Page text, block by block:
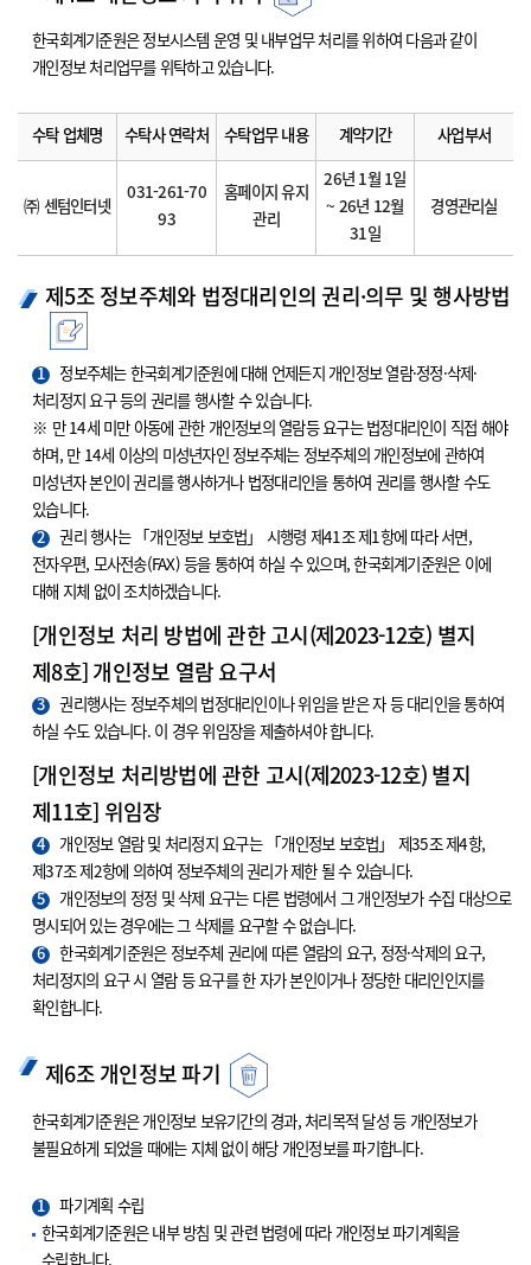
한국회계기준원은 정보시스템 운영 및 내부업무 처리를 위하여 다음과 같이
개인정보 처리업무를 위탁하고 있습니다.
수탁 업체명 수탁사 연락처 수탁업무 내용 계약기간 사업부서
㈜ 센텀인터넷
031-261-70
93
홈페이지 유지
관리
26년 1월 1일
~ 26년 12월
31일
경영관리실
제5조 정보주체와 법정대리인의 권리·의무 및 행사방법
1
정보주체는 한국회계기준원에 대해 언제든지 개인정보 열람·정정·삭제·
처리정지 요구 등의 권리를 행사할 수 있습니다.
※ 만 14세 미만 아동에 관한 개인정보의 열람등 요구는 법정대리인이 직접 해야
하며, 만 14세 이상의 미성년자인 정보주체는 정보주체의 개인정보에 관하여
미성년자 본인이 권리를 행사하거나 법정대리인을 통하여 권리를 행사할 수도
있습니다.
2
권리 행사는 「개인정보 보호법」 시행령 제41조 제1항에 따라 서면,
전자우편, 모사전송(FAX) 등을 통하여 하실 수 있으며, 한국회계기준원은 이에
대해 지체 없이 조치하겠습니다.
[개인정보 처리 방법에 관한 고시(제2023-12호) 별지
제8호] 개인정보 열람 요구서
3
권리행사는 정보주체의 법정대리인이나 위임을 받은 자 등 대리인을 통하여
하실 수도 있습니다. 이 경우 위임장을 제출하셔야 합니다.
[개인정보 처리방법에 관한 고시(제2023-12호) 별지
제11호] 위임장
4
개인정보 열람 및 처리정지 요구는 「개인정보 보호법」 제35조 제4항,
제37조 제2항에 의하여 정보주체의 권리가 제한 될 수 있습니다.
5
개인정보의 정정 및 삭제 요구는 다른 법령에서 그 개인정보가 수집 대상으로
명시되어 있는 경우에는 그 삭제를 요구할 수 없습니다.
6
한국회계기준원은 정보주체 권리에 따른 열람의 요구, 정정·삭제의 요구,
처리정지의 요구 시 열람 등 요구를 한 자가 본인이거나 정당한 대리인인지를
확인합니다.
제6조 개인정보 파기
한국회계기준원은 개인정보 보유기간의 경과, 처리목적 달성 등 개인정보가
불필요하게 되었을 때에는 지체 없이 해당 개인정보를 파기합니다.
1
파기계획 수립
한국회계기준원은 내부 방침 및 관련 법령에 따라 개인정보 파기계획을
수립합니다.